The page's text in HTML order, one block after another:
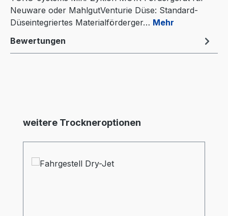
Neuware oder MahlgutVenturie Düse: Standard-
Düseintegriertes Materialförderger… Mehr
Bewertungen
Produktgalerie überspringen
weitere Trockneroptionen